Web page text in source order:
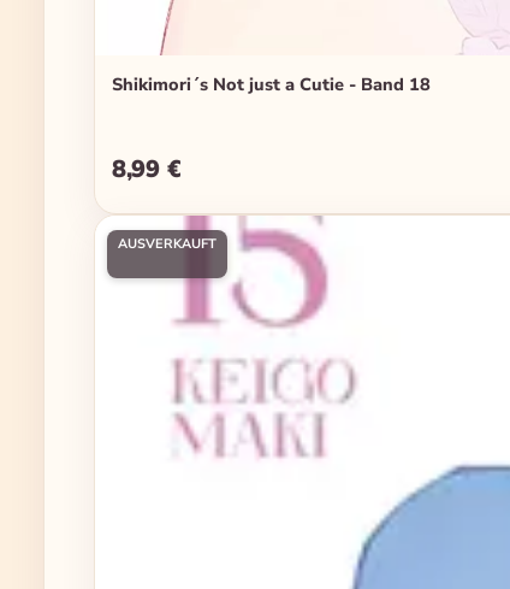
Shikimori´s Not just a Cutie - Band 18
Regulärer Preis:
8,99 €
AUSVERKAUFT